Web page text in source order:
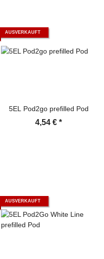
AUSVERKAUFT
5EL Pod2go prefilled Pod
4,54 € *
AUSVERKAUFT